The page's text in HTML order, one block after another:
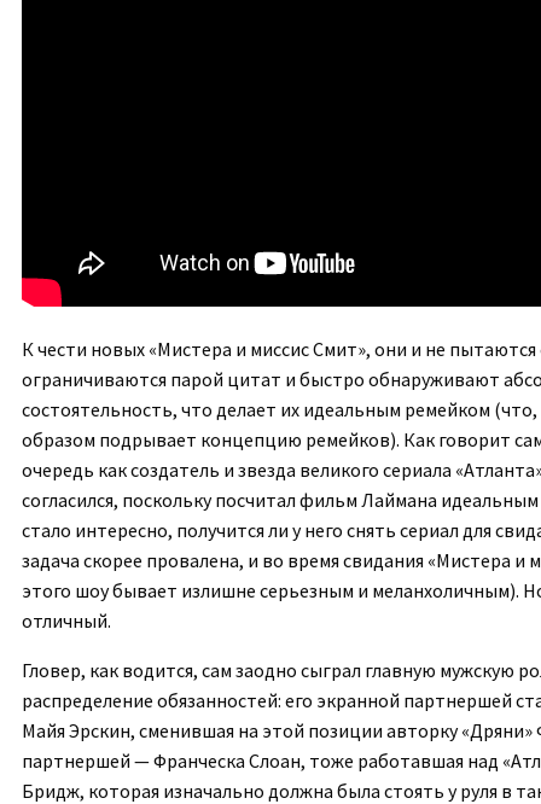
К чести новых «Мистера и миссис Смит», они и не пытаются
ограничиваются парой цитат и быстро обнаруживают
состоятельность, что делает их идеальным ремейком
образом подрывает концепцию ремейков). Как говорит
очередь как создатель и звезда великого сериала
согласился, поскольку посчитал фильм Лаймана
стало интересно, получится ли у него снять сериал для
задача скорее провалена, и во время свидания «Мистера и
этого шоу бывает излишне серьезным и меланхоличным).
отличный.
Гловер, как водится, сам заодно сыграл главную мужскую
распределение обязанностей: его экранной партнершей
Майя Эрскин, сменившая на этой позиции авторку
партнершей — Франческа Слоан, тоже работавшая над
Бридж, которая изначально должна была стоять у руля в